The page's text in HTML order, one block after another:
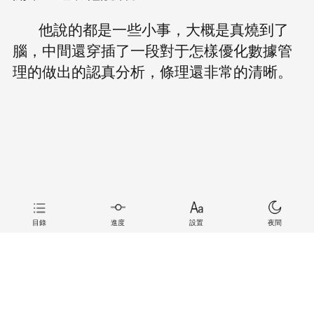
他說的都是一些小事，大概是真燒到了
腦，中間還穿插了一段對于怎樣優化數據管
理的做出的認真分析，條理還非常的清晰。
目錄 進度 設置 夜間